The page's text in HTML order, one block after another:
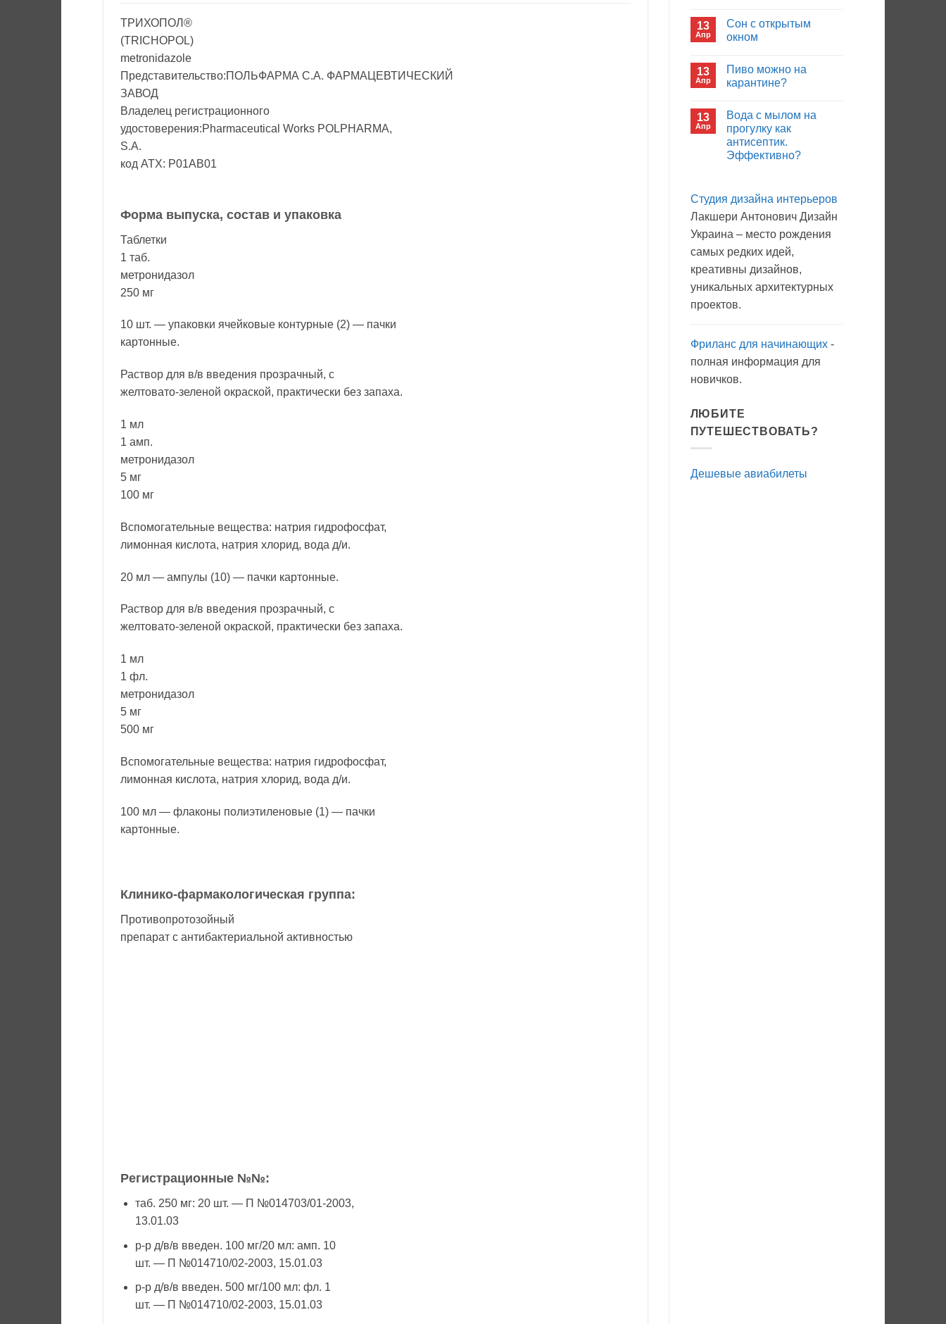
ТРИХОПОЛ®
(TRICHOPOL)
metronidazole
Представительство:ПОЛЬФАРМА С.А. ФАРМАЦЕВТИЧЕСКИЙ
ЗАВОД
Владелец регистрационного
удостоверения:Pharmaceutical Works POLPHARMA,
S.A.
код ATX: P01AB01
Форма выпуска, состав и упаковка
Таблетки
1 таб.
метронидазол
250 мг
10 шт. — упаковки ячейковые контурные (2) — пачки
картонные.
Раствор для в/в введения прозрачный, с
желтовато-зеленой окраской, практически без запаха.
1 мл
1 амп.
метронидазол
5 мг
100 мг
Вспомогательные вещества: натрия гидрофосфат,
лимонная кислота, натрия хлорид, вода д/и.
20 мл — ампулы (10) — пачки картонные.
Раствор для в/в введения прозрачный, с
желтовато-зеленой окраской, практически без запаха.
1 мл
1 фл.
метронидазол
5 мг
500 мг
Вспомогательные вещества: натрия гидрофосфат,
лимонная кислота, натрия хлорид, вода д/и.
100 мл — флаконы полиэтиленовые (1) — пачки
картонные.
Клинико-фармакологическая группа:
Противопротозойный
препарат с антибактериальной активностью
Регистрационные №№:
таб. 250 мг: 20 шт. — П №014703/01-2003,
13.01.03
р-р д/в/в введен. 100 мг/20 мл: амп. 10
шт. — П №014710/02-2003, 15.01.03
р-р д/в/в введен. 500 мг/100 мл: фл. 1
шт. — П №014710/02-2003, 15.01.03
записи
Кто
будет
больнице?
13
Апр
Сон с открытым
окном
записи
Сон
с
13
Апр
Пиво можно на
карантине?
записи
Пиво
можно
на
карантине?
13
Апр
Вода с мылом на
прогулку как
антисептик.
Эффективно?
Вода
мылом
на
прогулку
антисептик.
Студия дизайна интерьеров
Лакшери Антонович Дизайн
Украина – место рождения
самых редких идей,
креативны дизайнов,
уникальных архитектурных
проектов.
Фриланс для начинающих-
полная информация для
новичков.
ЛЮБИТЕ
ПУТЕШЕСТВОВАТЬ?
Дешевые авиабилеты